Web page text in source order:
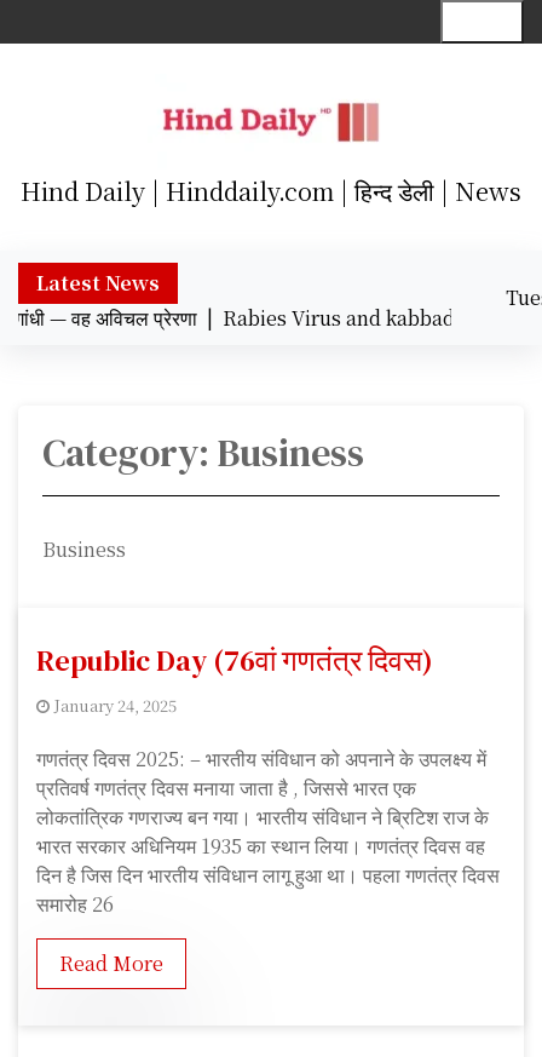
k
Hind Daily | Hinddaily.com | हिन्द डेली | News
Latest News
— वह अविचल प्रेरणा |Rabies Virus and kabbadi khiladi :
Category: Business
Business
Republic Day (76वां गणतंत्र दिवस)
January 24, 2025
u
s
h
m
i
a
गणतंत्र दिवस 2025: – भारतीय संविधान को अपनाने के उपलक्ष्य में
प्रतिवर्ष गणतंत्र दिवस मनाया जाता है , जिससे भारत एक
लोकतांत्रिक गणराज्य बन गया। भारतीय संविधान ने ब्रिटिश राज के
भारत सरकार अधिनियम 1935 का स्थान लिया। गणतंत्र दिवस वह
दिन है जिस दिन भारतीय संविधान लागू हुआ था। पहला गणतंत्र दिवस
समारोह 26
Read More